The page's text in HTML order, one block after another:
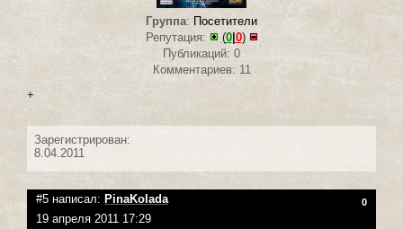
Группа: Посетители
Репутация:
(0| 0)
Публикаций: 0
Комментариев: 11
+
Зарегистрирован:
8.04.2011
#5 написал: PinaKolada 0
19 апреля 2011 17:29